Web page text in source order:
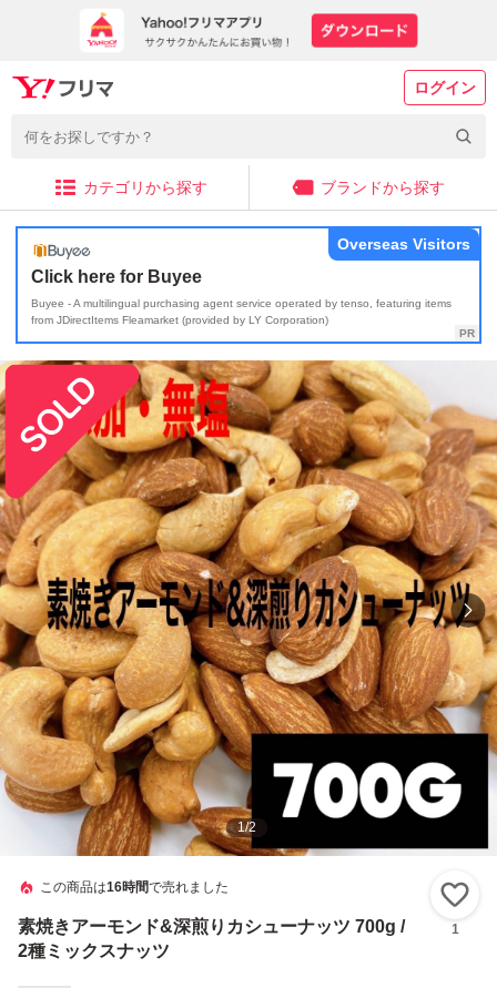
ログイン
カテゴリから探す ブランドから探す
Click here for Buyee
Buyee - A multilingual purchasing agent service operated by tenso, featuring items
from JDirectItems Fleamarket (provided by LY Corporation)
Overseas Visitors
1/2
この商品は16時間で売れました
素焼きアーモンド&深煎りカシューナッツ 700g /
2種ミックスナッツ
1